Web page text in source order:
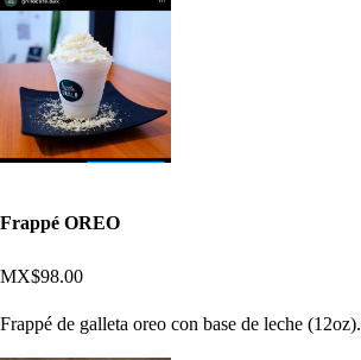
Frappé OREO
MX$98.00
Frappé de galleta oreo con base de leche (12oz).